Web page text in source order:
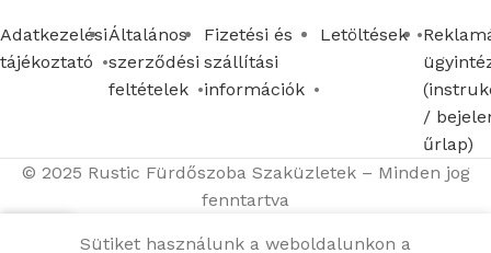
Adatkezelési
tájékoztató
Általános
szerződési
feltételek
Fizetési és
szállítási
információk
Letöltések
/
űrlap)
© 2025 Rustic Fürdőszoba Szaküzletek – Minden jog
fenntartva
Sütiket használunk a weboldalunkon a